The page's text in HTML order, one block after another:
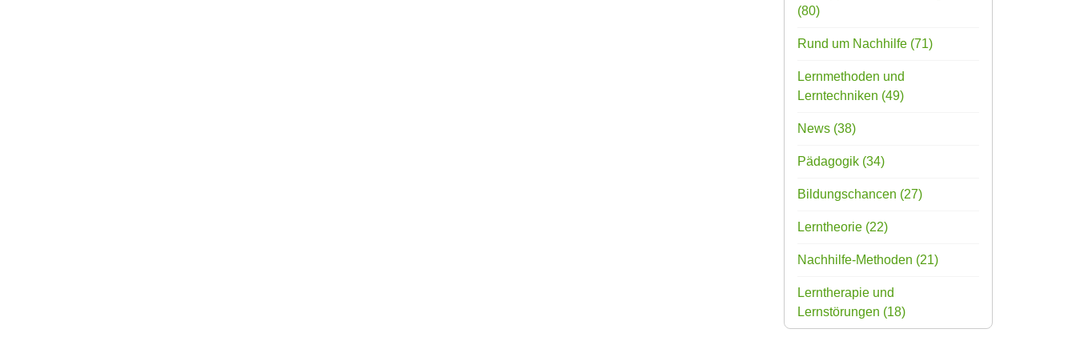
(80)
Rund um Nachhilfe (71)
Lernmethoden und
Lerntechniken (49)
News (38)
Pädagogik (34)
Bildungschancen (27)
Lerntheorie (22)
Nachhilfe-Methoden (21)
Lerntherapie und
Lernstörungen (18)